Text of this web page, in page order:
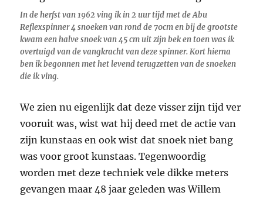
In de herfst van 1962 ving ik in 2 uur tijd met de Abu
Reflexspinner 4 snoeken van rond de 70cm en bij de grootste
kwam een halve snoek van 45 cm uit zijn bek en toen was ik
overtuigd van de vangkracht van deze spinner. Kort hierna
ben ik begonnen met het levend terugzetten van de snoeken
die ik ving.
We zien nu eigenlijk dat deze visser zijn tijd ver
vooruit was, wist wat hij deed met de actie van
zijn kunstaas en ook wist dat snoek niet bang
was voor groot kunstaas. Tegenwoordig
worden met deze techniek vele dikke meters
gevangen maar 48 jaar geleden was Willem